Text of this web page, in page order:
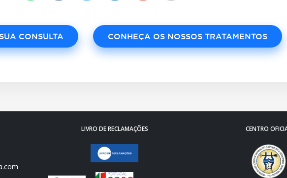
CONSULTA CONHEÇA OS NOSSOS TRATAMENTOS
LIVRO DE RECLAMAÇÕES CENTRO